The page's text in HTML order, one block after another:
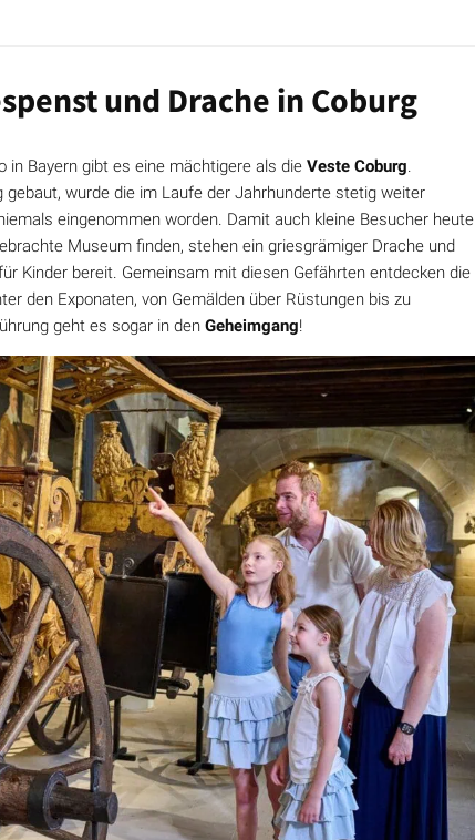
und Drache in Coburg
in Bayern gibt es eine mächtigere als die Veste Coburg.
wurde die im Laufe der Jahrhunderte stetig weiter
eingenommen worden. Damit auch kleine Besucher heute
Museum finden, stehen ein griesgrämiger Drache und
Kinder bereit. Gemeinsam mit diesen Gefährten entdecken die
den Exponaten, von Gemälden über Rüstungen bis zu
geht es sogar in den Geheimgang!